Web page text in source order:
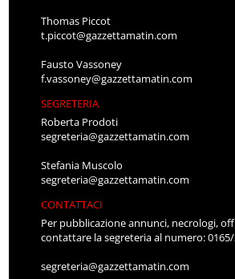
Thomas Piccot
t.piccot@gazzettamatin.com
Fausto Vassoney
f.vassoney@gazzettamatin.com
SEGRETERIA
Roberta Prodoti
segreteria@gazzettamatin.com
Stefania Muscolo
segreteria@gazzettamatin.com
CONTATTACI
Per pubblicazione annunci, necrologi,
contattare la segreteria al numero: 0165/
segreteria@gazzettamatin.com